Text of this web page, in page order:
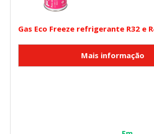
Gas Eco Freeze refrigerante R32 e